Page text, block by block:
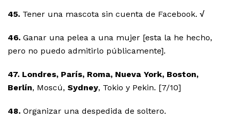
45. Tener una mascota sin cuenta de Facebook. √
46. Ganar una pelea a una mujer [esta la he hecho,
pero no puedo admitirlo públicamente].
47. Londres, París, Roma, Nueva York, Boston,
Berlín, Moscú, Sydney, Tokio y Pekin. [7/10]
48. Organizar una despedida de soltero.